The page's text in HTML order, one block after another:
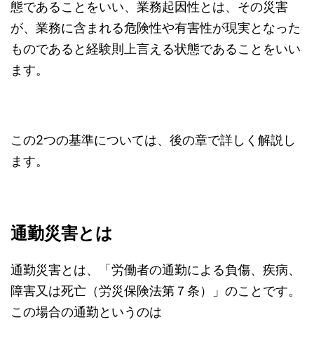
態であることをいい、業務起因性とは、その災害
が、業務に含まれる危険性や有害性が現実となった
ものであると経験則上言える状態であることをいい
ます。
この2つの基準については、後の章で詳しく解説し
ます。
通勤災害とは
通勤災害とは、「労働者の通勤による負傷、疾病、
障害又は死亡（労災保険法第７条）」のことです。
この場合の通勤というのは